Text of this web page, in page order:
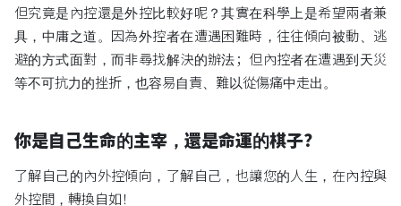
但究竟是內控還是外控比較好呢？其實在科學上是希望兩者兼
具，中庸之道。因為外控者在遭遇困難時，往往傾向被動、逃
避的方式面對，而非尋找解決的辦法；但內控者在遭遇到天災
等不可抗力的挫折，也容易自責、難以從傷痛中走出。
你是自己生命的主宰，還是命運的棋子？
了解自己的內外控傾向，了解自己，也讓您的人生，在內控與
外控間，轉換自如！